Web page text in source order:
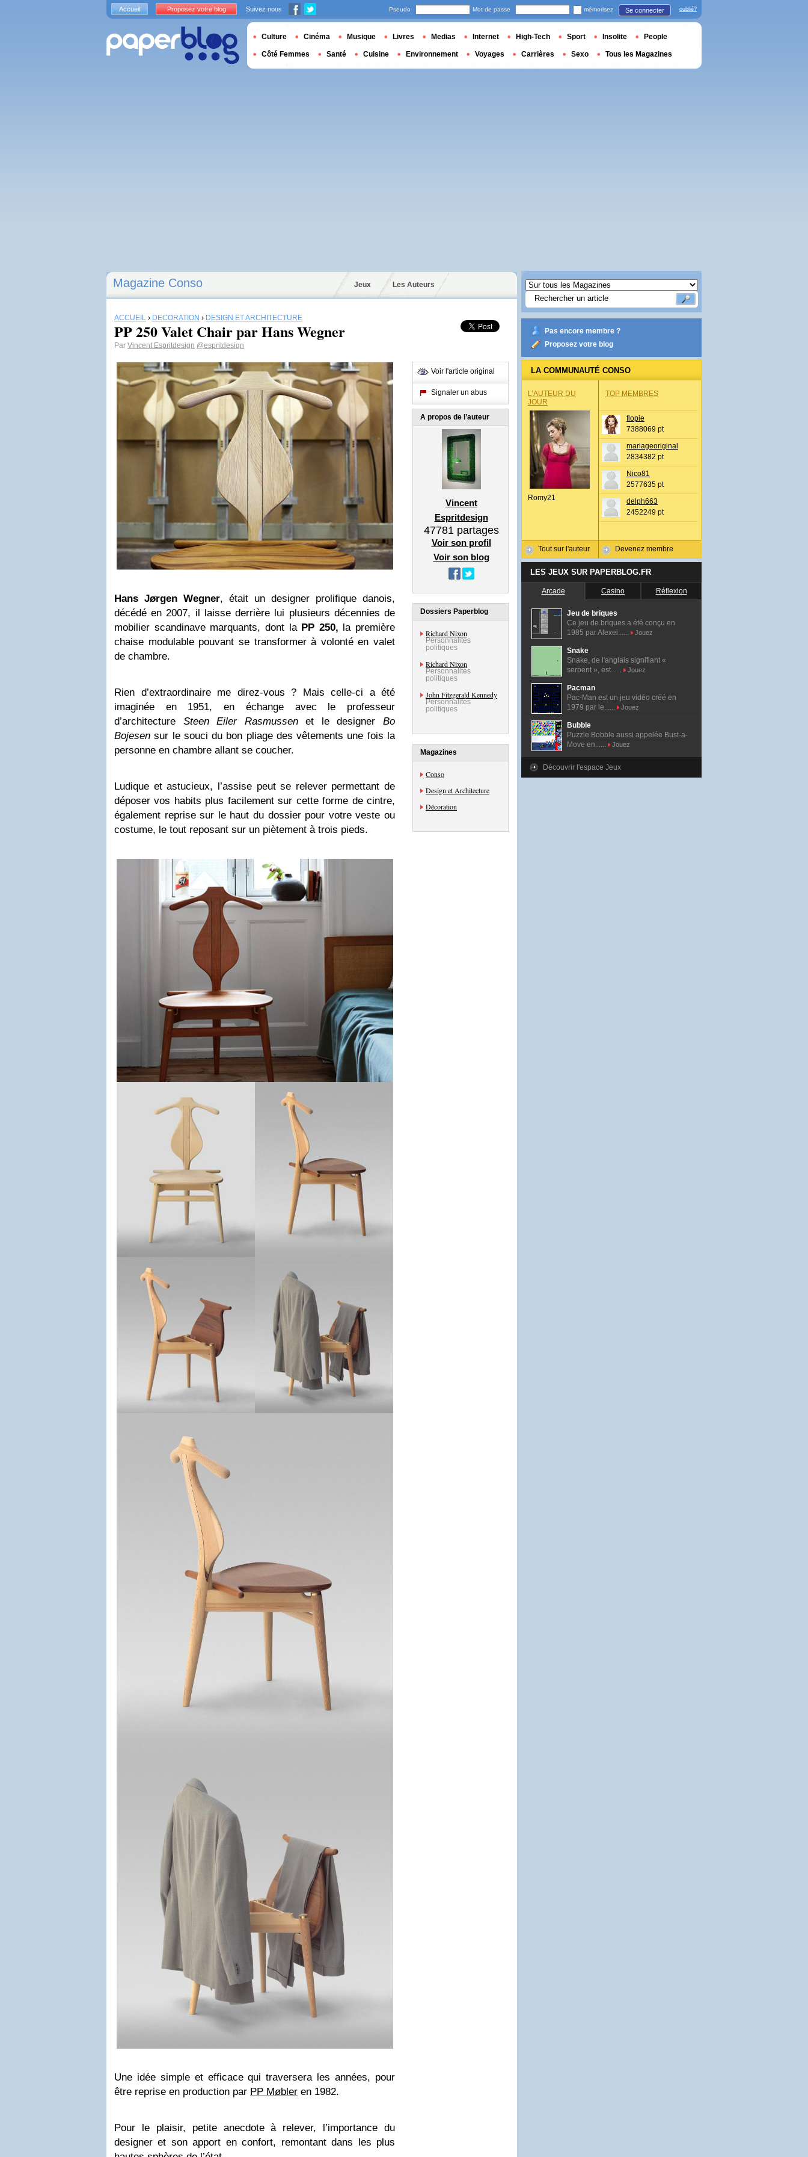
Magazine Conso Jeux Les Auteurs
ACCUEIL › DÉCORATION › DESIGN ET ARCHITECTURE
PP 250 Valet Chair par Hans Wegner
Par Vincent Espritdesign @espritdesign
Hans Jørgen Wegner, était un designer prolifique danois,
décédé en 2007, il laisse derrière lui plusieurs décennies de
mobilier scandinave marquants, dont la PP 250, la première
chaise modulable pouvant se transformer à volonté en valet
de chambre.
Rien d’extraordinaire me direz-vous ? Mais celle-ci a été
imaginée en 1951, en échange avec le professeur
d’architecture Steen Eiler Rasmussenet le designerBo
Bojesen sur le souci du bon pliage des vêtements une fois la
personne en chambre allant se coucher.
Ludique et astucieux, l’assise peut se relever permettant de
déposer vos habits plus facilement sur cette forme de cintre,
également reprise sur le haut du dossier pour votre veste ou
costume, le tout reposant sur un piètement à trois pieds.
Une idée simple et efficace qui traversera les années, pour
être reprise en production par PP Møbler en 1982.
Pour le plaisir, petite anecdote à relever, l’importance du
designer et son apport en confort, remontant dans les plus
Voir l'article original
Signaler un abus
A propos de l’auteur
Vincent
Espritdesign
47781partages
Voir son profil
Voir son blog
Dossiers Paperblog
Richard Nixon
Personnalités
politiques
Richard Nixon
Personnalités
politiques
John Fitzgerald Kennedy
Personnalités
politiques
Magazines
Conso
Design et Architecture
Décoration
Pas encore membre ?
Proposez votre blog
LA COMMUNAUTÉ CONSO
L’AUTEUR DU
JOUR
Romy21
Tout sur l'auteur
TOP MEMBRES
flopie
7388069 pt
mariageoriginal
2834382 pt
Nico81
2577635 pt
delph663
2452249 pt
Devenez membre
LES JEUX SUR PAPERBLOG.FR
Arcade Casino Réflexion
Jeu de briques
Ce jeu de briques a été conçu en
1985 par Alexei......
Jouez
Snake
Snake, de l'anglais signifiant «
serpent », est......
Jouez
Pacman
Pac-Man est un jeu vidéo créé en
1979 par le......
Jouez
Bubble
Puzzle Bobble aussi appelée Bust-a-
Move en......
Jouez
Découvrir l'espace Jeux
Accueil Proposez votre blog Suivez nous Pseudo Mot de passe mémorisez Se connecter oublié?
Culture Cinéma Musique Livres Medias Internet High-Tech Sport Insolite People
Côté Femmes Santé Cuisine Environnement Voyages Carrières Sexo Tous les Magazines